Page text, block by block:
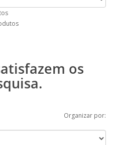
os
Organizar por: